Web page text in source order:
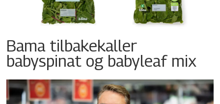
Bama tilbakekaller
babyspinat og babyleaf mix